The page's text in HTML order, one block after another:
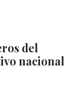
del
nacional